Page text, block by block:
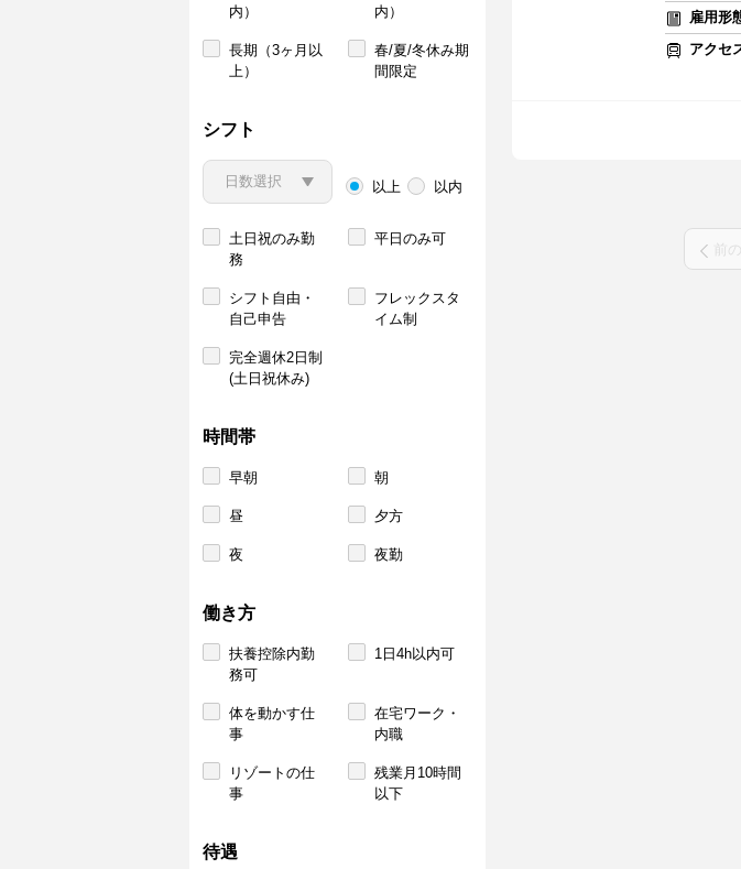
内）
内）
長期（3ヶ月以
上）
春/夏/冬休み期
間限定
シフト
以上 以内
土日祝のみ勤
務
平日のみ可
シフト自由・
自己申告
フレックスタ
イム制
完全週休2日制
(土日祝休み)
時間帯
早朝 朝
昼 夕方
夜 夜勤
働き方
扶養控除内勤
務可
1日4h以内可
体を動かす仕
事
在宅ワーク・
内職
リゾートの仕
事
残業月10時間
以下
待遇
雇用形
アクセ
前